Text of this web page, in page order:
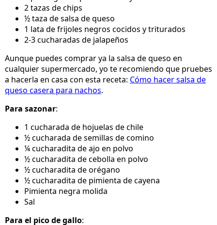
2 tazas de chips
½ taza de salsa de queso
1 lata de frijoles negros cocidos y triturados
2-3 cucharadas de jalapeños
Aunque puedes comprar ya la salsa de queso en
cualquier supermercado, yo te recomiendo que pruebes
a hacerla en casa con esta receta: Cómo hacer salsa de
queso casera para nachos.
Para sazonar:
1 cucharada de hojuelas de chile
½ cucharada de semillas de comino
¼ cucharadita de ajo en polvo
½ cucharadita de cebolla en polvo
½ cucharadita de orégano
½ cucharadita de pimienta de cayena
Pimienta negra molida
Sal
Para el pico de gallo: